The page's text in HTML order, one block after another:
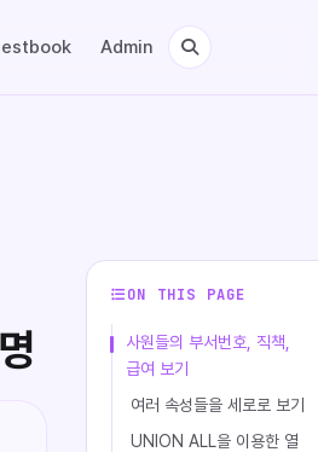
Admin
ON THIS PAGE
사원들의 부서번호, 직책,
급여 보기
여러 속성들을 세로로 보기
UNION ALL을 이용한 열